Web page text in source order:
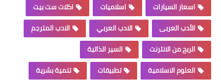
اسعار السيارات
اسلاميات
اكلات ست بيت
الأدب العربى
الادب العربي
الادب المترجم
الربح من الانترنت
السير الذاتية
العلوم الاسلامية
تطبيقات
تنمية بشرية